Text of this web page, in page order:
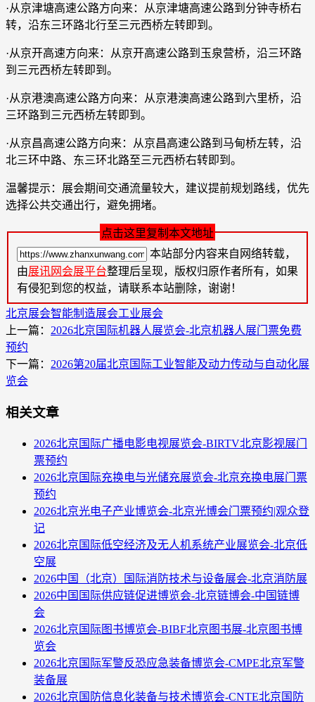
·从京津塘高速公路方向来：从京津塘高速公路到分钟寺桥右
转，沿东三环路北行至三元西桥左转即到。
·从京开高速方向来：从京开高速公路到玉泉营桥，沿三环路
到三元西桥左转即到。
·从京港澳高速公路方向来：从京港澳高速公路到六里桥，沿
三环路到三元西桥左转即到。
·从京昌高速公路方向来：从京昌高速公路到马甸桥左转，沿
北三环中路、东三环北路至三元西桥右转即到。
温馨提示：展会期间交通流量较大，建议提前规划路线，优先
选择公共交通出行，避免拥堵。
点击这里复制本文地址
本站部分内容来自网络转载，
由展讯网会展平台整理后呈现，版权归原作者所有，如果
有侵犯到您的权益，请联系本站删除，谢谢！
北京展会智能制造展会工业展会
上一篇： 2026北京国际机器人展览会-北京机器人展门票免费
预约
下一篇： 2026第20届北京国际工业智能及动力传动与自动化展
览会
相关文章
2026北京国际广播电影电视展览会-BIRTV北京影视展门
票预约
2026北京国际充换电与光储充展览会-北京充换电展门票
预约
2026北京光电子产业博览会-北京光博会门票预约|观众登
记
2026北京国际低空经济及无人机系统产业展览会-北京低
空展
2026中国（北京）国际消防技术与设备展会-北京消防展
2026中国国际供应链促进博览会-北京链博会-中国链博
会
2026北京国际图书博览会-BIBF北京图书展-北京图书博
览会
2026北京国际军警反恐应急装备博览会-CMPE北京军警
装备展
2026北京国防信息化装备与技术博览会-CNTE北京国防